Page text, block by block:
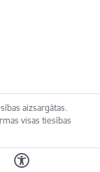
aizsargātas.
visas tiesības